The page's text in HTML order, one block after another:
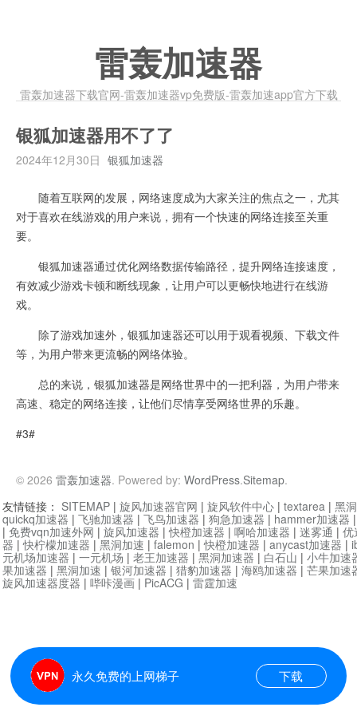
雷轰加速器
雷轰加速器下载官网-雷轰加速器vp免费版-雷轰加速app官方下载
银狐加速器用不了了
2024年12月30日 银狐加速器
随着互联网的发展，网络速度成为大家关注的焦点之一，尤其
对于喜欢在线游戏的用户来说，拥有一个快速的网络连接至关重
要。
银狐加速器通过优化网络数据传输路径，提升网络连接速度，
有效减少游戏卡顿和断线现象，让用户可以更畅快地进行在线游
戏。
除了游戏加速外，银狐加速器还可以用于观看视频、下载文件
等，为用户带来更流畅的网络体验。
总的来说，银狐加速器是网络世界中的一把利器，为用户带来
高速、稳定的网络连接，让他们尽情享受网络世界的乐趣。
#3#
© 2026 雷轰加速器. Powered by: WordPress.Sitemap.
永久免费的上网梯子 下载
友情链接： SITEMAP | 旋风加速器官网 | 旋风软件中心 | textarea | 黑
quickq加速器 | 飞驰加速器 | 飞鸟加速器 | 狗急加速器 | hammer加速器
| 免费vqn加速外网 | 旋风加速器 |快橙加速器 | 啊哈加速器 | 迷雾通 | 优
器 |快柠檬加速器 | 黑洞加速 | falemon |快橙加速器 | anycast加速器 |
元机场加速器 | 一元机场 | 老王加速器 | 黑洞加速器 | 白石山 | 小牛加速
果加速器 | 黑洞加速 | 银河加速器 | 猎豹加速器 | 海鸥加速器 | 芒果加速
旋风加速器度器 | 哔咔漫画 | PicACG | 雷霆加速